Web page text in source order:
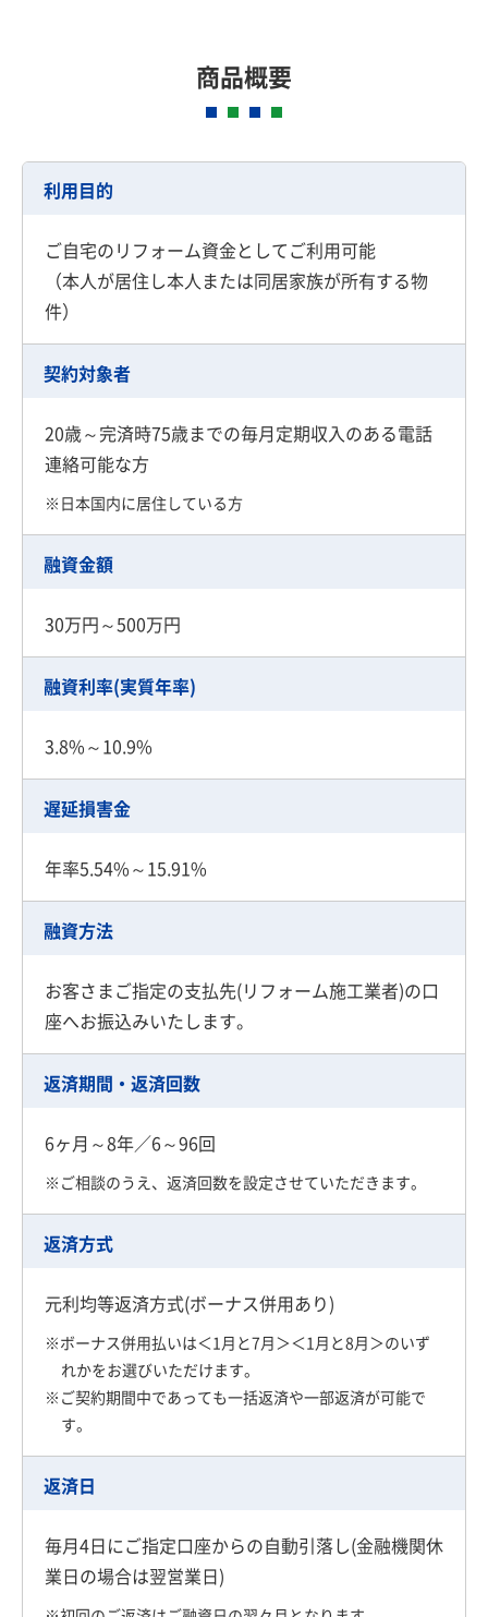
商品概要
利用目的
ご自宅のリフォーム資金としてご利用可能
（本人が居住し本人または同居家族が所有する物
件）
契約対象者
20歳～完済時75歳までの毎月定期収入のある電話
連絡可能な方
※日本国内に居住している方
融資金額
30万円～500万円
融資利率(実質年率)
3.8%～10.9%
遅延損害金
年率5.54%～15.91%
融資方法
お客さまご指定の支払先(リフォーム施工業者)の口
座へお振込みいたします。
返済期間・返済回数
6ヶ月～8年／6～96回
※ご相談のうえ、返済回数を設定させていただきます。
返済方式
元利均等返済方式(ボーナス併用あり)
※ボーナス併用払いは＜1月と7月＞＜1月と8月＞のいず
れかをお選びいただけます。
※ご契約期間中であっても一括返済や一部返済が可能で
す。
返済日
毎月4日にご指定口座からの自動引落し(金融機関休
業日の場合は翌営業日)